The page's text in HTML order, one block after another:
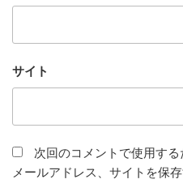
サイト
次回のコメントで使用する
メールアドレス、サイトを保存